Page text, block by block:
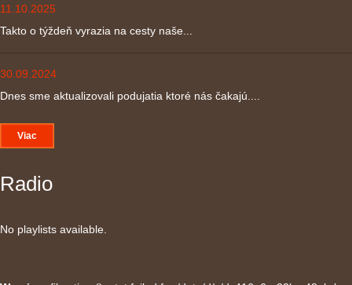
11.10.2025
Takto o týždeň vyrazia na cesty naše...
30.09.2024
Dnes sme aktualizovali podujatia ktoré nás čakajú....
Viac
Radio
No playlists available.